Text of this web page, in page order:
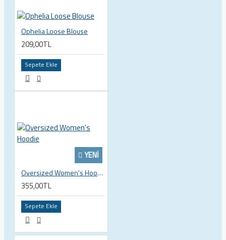
Ophelia Loose Blouse
209,00TL
Sepete Ekle
YENI
Oversized Women's Hoodie
355,00TL
Sepete Ekle